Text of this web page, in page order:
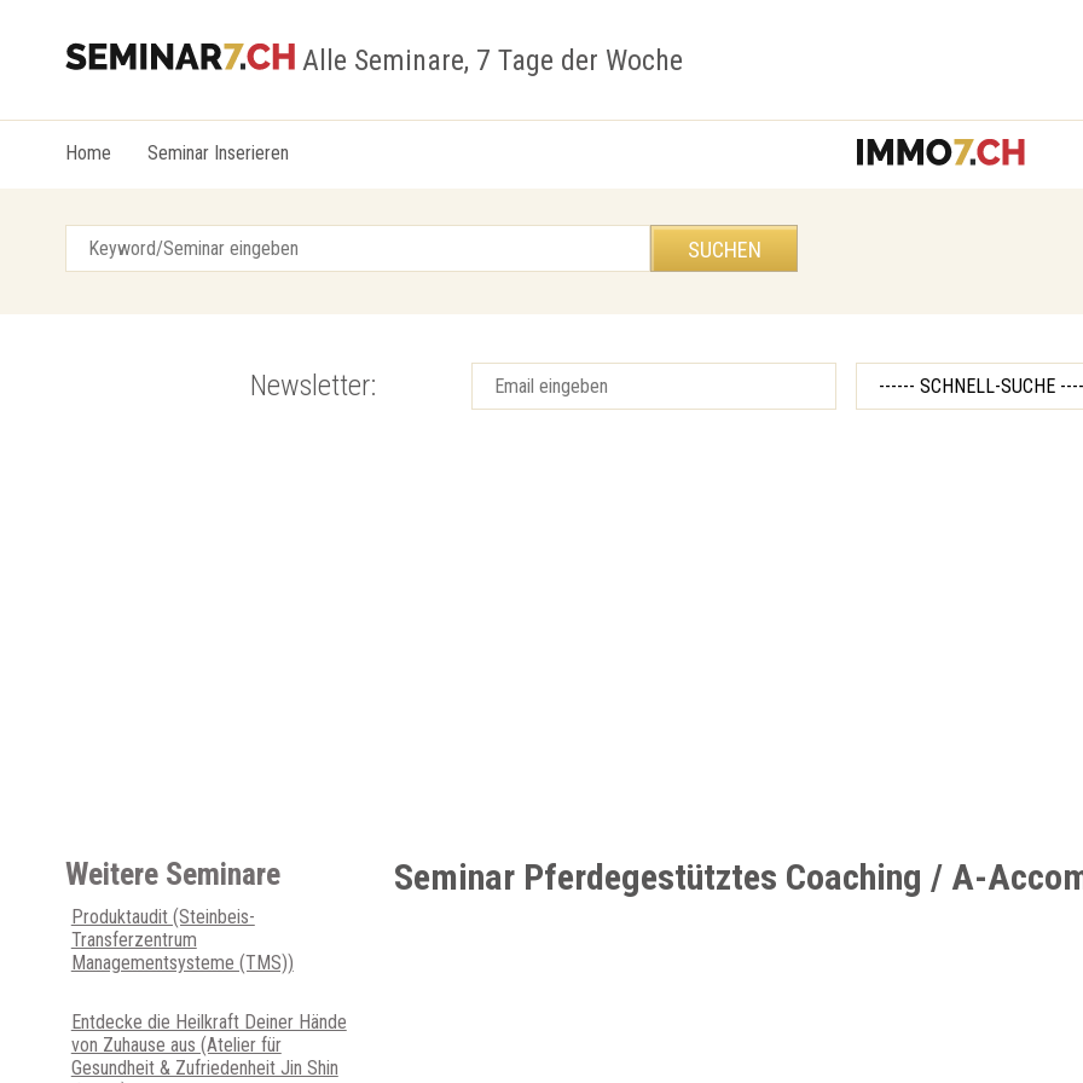
Alle Seminare, 7 Tage der Woche
Home Seminar Inserieren
Newsletter:
Seminar Pferdegestütztes Coaching / A-
Weitere Seminare
Produktaudit (Steinbeis-
Transferzentrum
Managementsysteme (TMS))
Entdecke die Heilkraft Deiner Hände
von Zuhause aus (Atelier für
Gesundheit & Zufriedenheit Jin Shin